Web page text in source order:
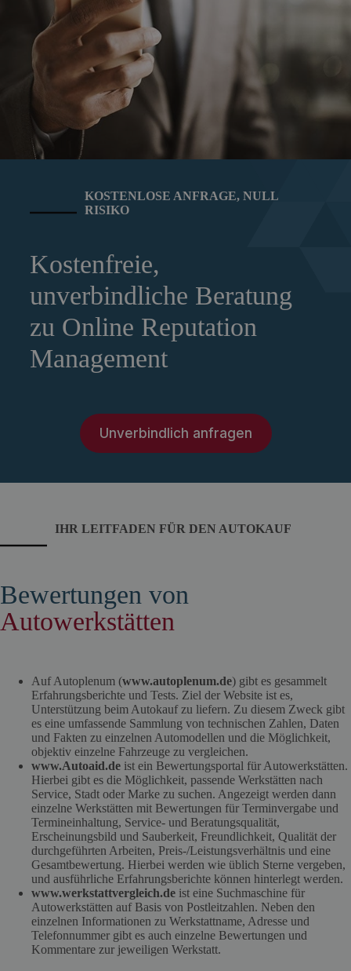
KOSTENLOSE ANFRAGE, NULL
RISIKO
Kostenfreie,
unverbindliche Beratung
zu Online Reputation
Management
Unverbindlich anfragen
IHR LEITFADEN FÜR DEN AUTOKAUF
Bewertungen von
Autowerkstätten
Auf Autoplenum (www.autoplenum.de) gibt es gesammelt
Erfahrungsberichte und Tests. Ziel der Website ist es,
Unterstützung beim Autokauf zu liefern. Zu diesem Zweck gibt
es eine umfassende Sammlung von technischen Zahlen, Daten
und Fakten zu einzelnen Automodellen und die Möglichkeit,
objektiv einzelne Fahrzeuge zu vergleichen.
www.Autoaid.de ist ein Bewertungsportal für Autowerkstätten.
Hierbei gibt es die Möglichkeit, passende Werkstätten nach
Service, Stadt oder Marke zu suchen. Angezeigt werden dann
einzelne Werkstätten mit Bewertungen für Terminvergabe und
Termineinhaltung, Service- und Beratungsqualität,
Erscheinungsbild und Sauberkeit, Freundlichkeit, Qualität der
durchgeführten Arbeiten, Preis-/Leistungsverhältnis und eine
Gesamtbewertung. Hierbei werden wie üblich Sterne vergeben,
und ausführliche Erfahrungsberichte können hinterlegt werden.
www.werkstattvergleich.de ist eine Suchmaschine für
Autowerkstätten auf Basis von Postleitzahlen. Neben den
einzelnen Informationen zu Werkstattname, Adresse und
Telefonnummer gibt es auch einzelne Bewertungen und
Kommentare zur jeweiligen Werkstatt.